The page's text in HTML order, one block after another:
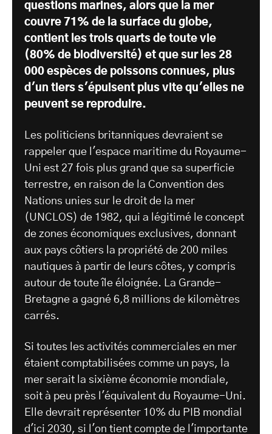
questions marines, alors que la mer
couvre 71% de la surface du globe,
contient les trois quarts de toute vie
(80% de biodiversité) et que sur les 28
000 espèces de poissons connues, plus
d'un tiers s'épuisent plus vite qu'elles ne
peuvent se reproduire.
Les politiciens britanniques devraient se
rappeler que l'espace maritime du Royaume-
Uni est 27 fois plus grand que sa superficie
terrestre, en raison de la Convention des
Nations unies sur le droit de la mer
(UNCLOS) de 1982, qui a légitimé le concept
de zones économiques exclusives, donnant
aux pays côtiers la propriété de 200 miles
nautiques à partir de leurs côtes, y compris
autour de toute île éloignée. La Grande-
Bretagne a gagné 6,8 millions de kilomètres
carrés.
Si toutes les activités commerciales en mer
étaient comptabilisées comme un pays, la
mer serait la sixième économie mondiale,
soit à peu près l'équivalent du Royaume-Uni.
Elle devrait représenter 10% du PIB mondial
d'ici 2030, si l'on tient compte de l'importante